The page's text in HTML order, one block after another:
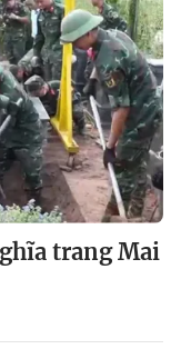
trang Mai